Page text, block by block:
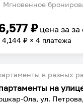
Мгновенное
₽ цена заза
4,144 ₽ × 4 платежа
в разных
на
Ола, ул.